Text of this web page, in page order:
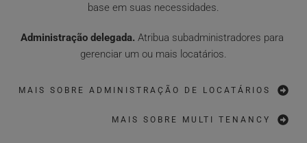
base em suas necessidades.
Administração delegada. Atribua subadministradores para
gerenciar um ou mais locatários.
MAIS SOBRE ADMINISTRAÇÃO DE LOCATÁRIOS
MAIS SOBRE MULTI TENANCY